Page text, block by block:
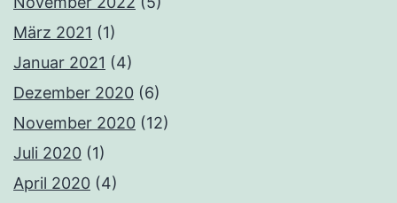
März 2021 (1)
Januar 2021 (4)
Dezember 2020 (6)
November 2020 (12)
Juli 2020 (1)
April 2020 (4)